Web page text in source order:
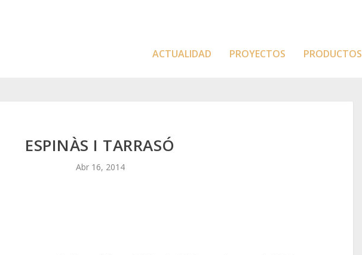
ACTUALIDAD PROYECTOS PRODUCTOS
ESPINÀS I TARRASÓ
Abr 16, 2014